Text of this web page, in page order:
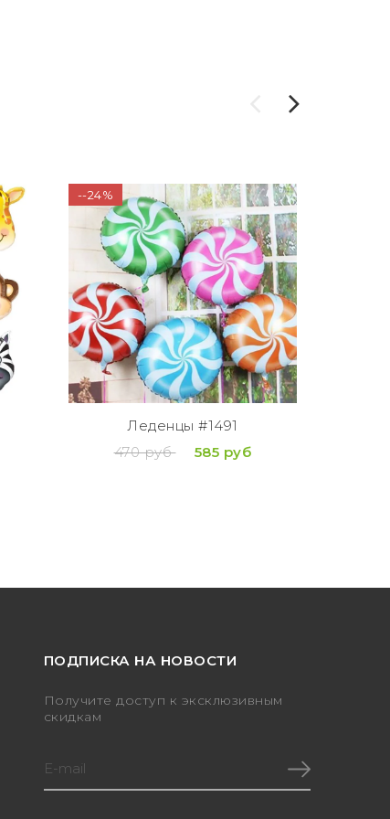
--24%
Леденцы #1491
470 руб
585 руб
ПОДПИСКА НА НОВОСТИ
Получите доступ к эксклюзивным
скидкам